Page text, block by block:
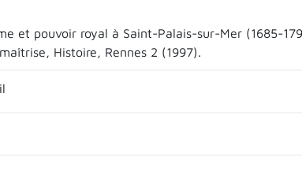
et pouvoir royal à Saint-Palais-sur-Mer (1685-
Histoire, Rennes 2 (1997).